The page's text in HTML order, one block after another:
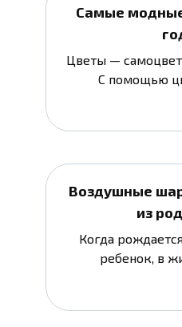
Самые
Цветы —
С помощью
Воздушные
из
Когда
ребенок, в